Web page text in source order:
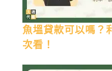
魚塭貸款可以嗎？
次看！